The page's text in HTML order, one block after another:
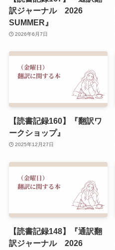
訳ジャーナル 2026
SUMMER』
2026年6月7日
【読書記録160】『翻訳ワ
ークショップ』
2025年12月27日
【読書記録148】『通訳翻
訳ジャーナル 2026